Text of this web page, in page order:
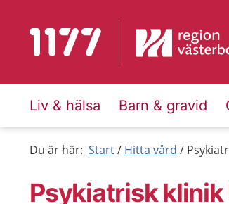
Till startsidan för 1177
Liv & hälsa Barn & gravid
Du är här: Start Hitta vård
Psykiatrisk klinik